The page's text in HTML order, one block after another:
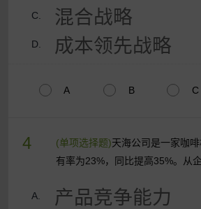
C. 混合战略
D. 成本领先战略
A B C
4 (单项选择题)天海公司是一家咖
有率为23%，同比提高35%。从
A. 产品竞争能力